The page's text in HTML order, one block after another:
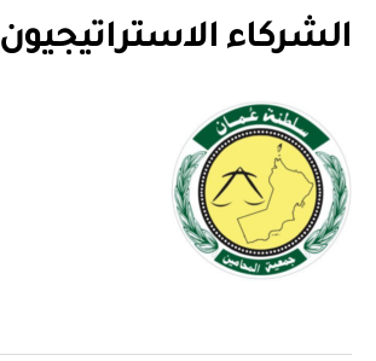
الشركاء الاستراتيجيون